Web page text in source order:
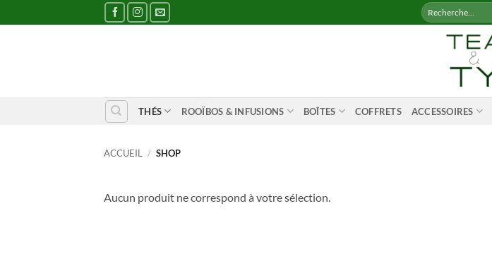
au
Recherche
pour :
THÉS ROOÏBOS & INFUSIONS BOÎTES COFFRETS ACCESSOIRES
ACCUEIL / SHOP
Aucun produit ne correspond à votre sélection.